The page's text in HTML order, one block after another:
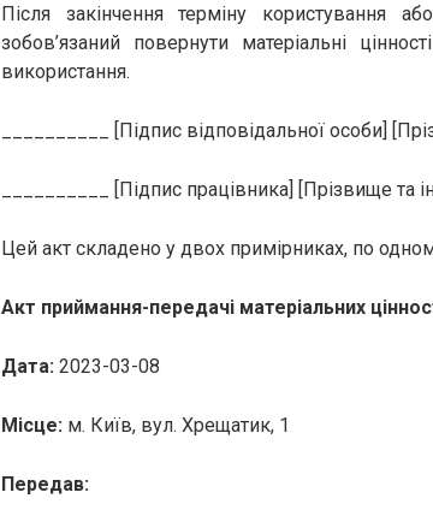
Після закінчення терміну користування
зобов’язаний повернути матеріальні
використання.
__________ [Підпис відповідальної особи]
__________ [Підпис працівника] [Прізвище та
Цей акт складено у двох примірниках, по
Акт приймання-передачі матеріальних
Дата: 2023-03-08
Місце: м. Київ, вул. Хрещатик, 1
Передав: